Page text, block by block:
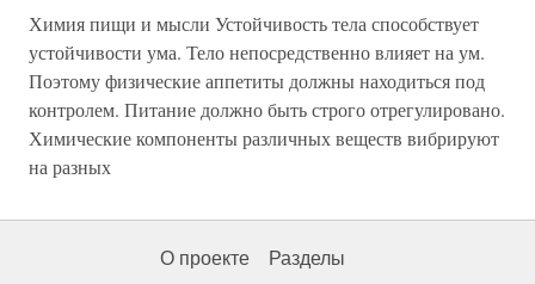
Химия пищи и мысли Устойчивость тела способствует
устойчивости ума. Тело непосредственно влияет на ум.
Поэтому физические аппетиты должны находиться под
контролем. Питание должно быть строго отрегулировано.
Химические компоненты различных веществ вибрируют
на разных
О проекте Разделы